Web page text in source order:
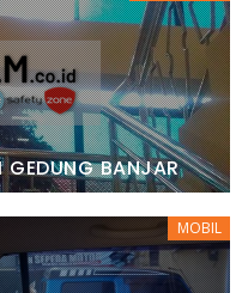
BANJAR
MOBIL